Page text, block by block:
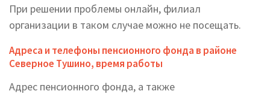
При решении проблемы онлайн, филиал
организации в таком случае можно не посещать.
Адреса и телефоны пенсионного фонда в районе
Северное Тушино, время работы
Адрес пенсионного фонда, а также